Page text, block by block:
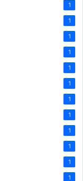
1
1
1
1
1
1
1
1
1
1
1
1